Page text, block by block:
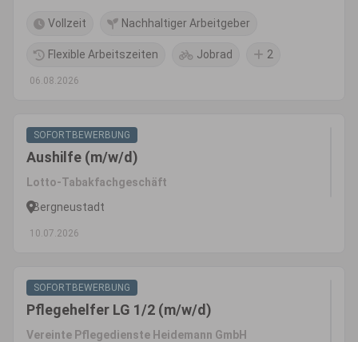
Vollzeit Nachhaltiger Arbeitgeber
Flexible Arbeitszeiten Jobrad 2
06.08.2026
SOFORTBEWERBUNG
Aushilfe (m/w/d)
Lotto-Tabakfachgeschäft
Bergneustadt
10.07.2026
SOFORTBEWERBUNG
Pflegehelfer LG 1/2 (m/w/d)
Vereinte Pflegedienste Heidemann GmbH